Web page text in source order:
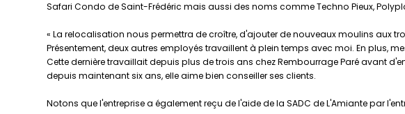
Safari Condo de Saint-Frédéric mais aussi des noms comme Techno Pieux,
« La relocalisation nous permettra de croître, d'ajouter de nouveaux moulins aux
Présentement, deux autres employés travaillent à plein temps avec moi. En plus,
Cette dernière travaillait depuis plus de trois ans chez Rembourrage Paré avant
depuis maintenant six ans, elle aime bien conseiller ses clients.
Notons que l'entreprise a également reçu de l'aide de la SADC de L'Amiante par